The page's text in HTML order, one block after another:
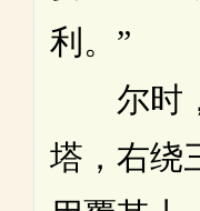
利。”
尔时，
塔，右绕